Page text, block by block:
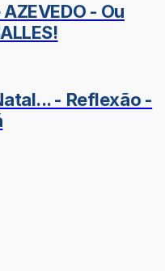
- Ou
- Reflexão -